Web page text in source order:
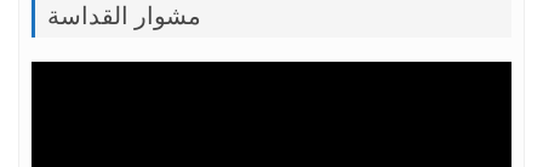
مشوار القداسة